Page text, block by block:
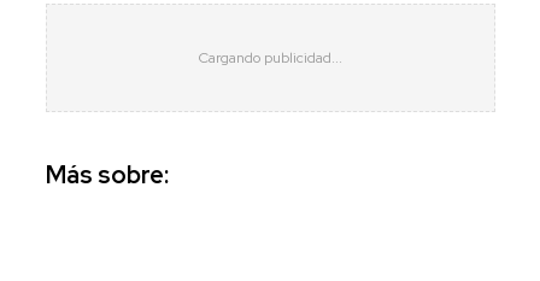
Más sobre: